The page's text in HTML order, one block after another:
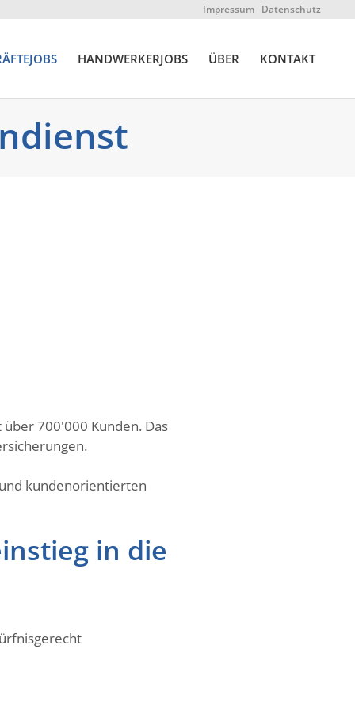
Impressum Datenschutz
HANDWERKERJOBS ÜBER KONTAKT
700'000 Kunden. Das
kundenorientierten
in die